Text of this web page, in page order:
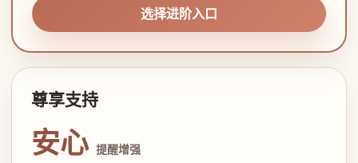
选择进阶入口
尊享支持
安心 提醒增强